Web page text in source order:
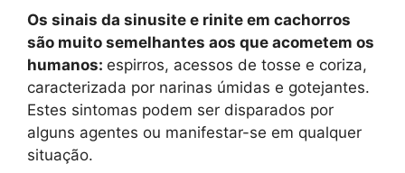
Os sinais da sinusite e rinite em cachorros
são muito semelhantes aos que acometem os
humanos: espirros, acessos de tosse e coriza,
caracterizada por narinas úmidas e gotejantes.
Estes sintomas podem ser disparados por
alguns agentes ou manifestar-se em qualquer
situação.